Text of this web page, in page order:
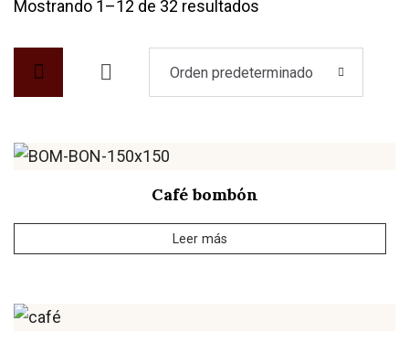
Mostrando 1–12 de 32 resultados
Orden predeterminado
Café bombón
Leer más